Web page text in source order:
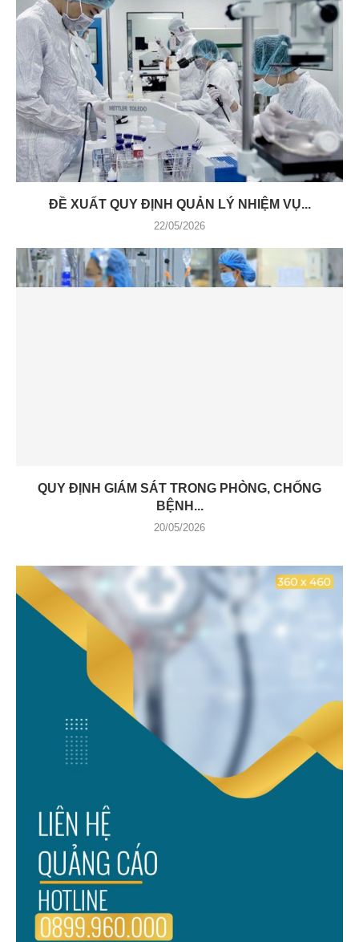
ĐỀ XUẤT QUY ĐỊNH QUẢN LÝ NHIỆM VỤ...
22/05/2026
QUY ĐỊNH GIÁM SÁT TRONG PHÒNG, CHỐNG
BỆNH...
20/05/2026